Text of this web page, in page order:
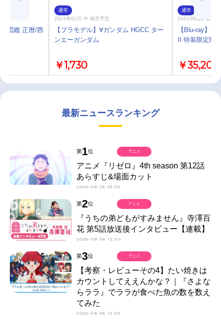
図鑑 正暦/西
通常
2023年02月 中 発売予定
【プラモデル】∀ガンダム HGCC ター
ンエーガンダム
￥1,730
通常
2021/09/28 発売
【Blu-ray】
II 特装限定版
￥35,200
最新ニュースランキング
第1位
アニメ『リゼロ』4th season 第12話
あらすじ&場面カット
2026-08-05 23:30
アニメ
第2位
『うちの弟どもがすみません』寺澤百
花 第5話放送後インタビュー【連載】
2026-08-06 12:00
アニメ
第3位
【考察・レビューその4】たい焼きは
カウントしてええんかな？｜『さよな
らララ』でララが食べた魚の数を数え
てみた
2026-08-06 12:30
アニメ